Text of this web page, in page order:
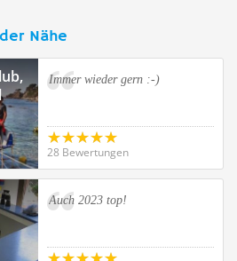
Nähe
Immer wieder gern :-)
28 Bewertungen
Auch 2023 top!